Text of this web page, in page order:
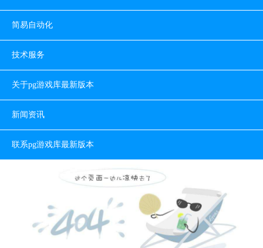
简易自动化
技术服务
关于pg游戏库最新版本
新闻资讯
联系pg游戏库最新版本